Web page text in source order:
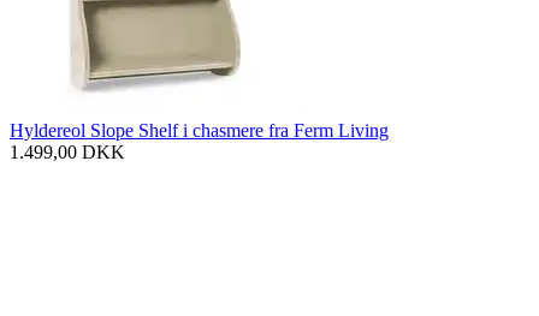
Hyldereol Slope Shelf i chasmere fra Ferm Living
1.499,00 DKK